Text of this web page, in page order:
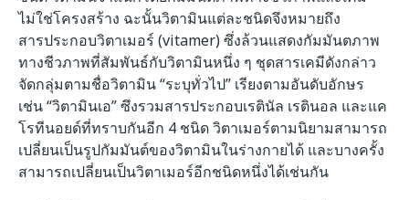
ไม่ใช่โครงสร้าง ฉะนั้นวิตามินแต่ละชนิดจึงหมายถึง
สารประกอบวิตาเมอร์ (vitamer) ซึ่งล้วนแสดงกัมมันตภาพ
ทางชีวภาพที่สัมพันธ์กับวิตามินหนึ่ง ๆ ชุดสารเคมีดังกล่าว
จัดกลุ่มตามชื่อวิตามิน “ระบุทั่วไป” เรียงตามอันดับอักษร
เช่น “วิตามินเอ” ซึงรวมสารประกอบเรตินัล เรตินอล และแค
โรทีนอยด์ที่ทราบกันอีก 4 ชนิด วิตาเมอร์ตามนิยามสามารถ
เปลี่ยนเป็นรูปกัมมันต์ของวิตามินในร่างกายได้ และบางครั้ง
สามารถเปลี่ยนเป็นวิตาเมอร์อีกชนิดหนึ่งได้เช่นกัน